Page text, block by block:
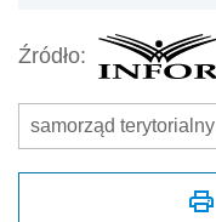
Źródło:
samorząd terytorialny